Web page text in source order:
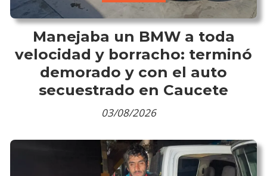
Manejaba un BMW a toda
velocidad y borracho: terminó
demorado y con el auto
secuestrado en Caucete
03/08/2026